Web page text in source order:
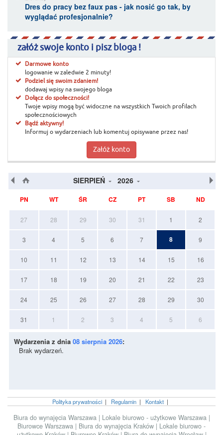
Dres do pracy bez faux pas - jak nosić go tak, by
wyglądać profesjonalnie?
załóż swoje konto i pisz bloga !
Darmowe konto
logowanie w zaledwie 2 minuty!
Podziel się swoim zdaniem!
dodawaj wpisy na swojego bloga
Dołącz do społeczności!
Twoje wpisy mogą być widoczne na wszystkich Twoich profilach
społecznościowych
Bądź aktywny!
Informuj o wydarzeniach lub komentuj opisywane przez nas!
Załóż konto
SIERPIEŃ 2026
PN WT ŚR CZ PT SB ND
27 28 29 30 31 1 2
3 4 5 6 7 8 9
10 11 12 13 14 15 16
17 18 19 20 21 22 23
24 25 26 27 28 29 30
31 1 2 3 4 5 6
Wydarzenia z dnia 08 sierpnia 2026:
Brak wydarzeń.
Polityka prywatności| Regulamin| Kontakt|
Biura do wynajęcia Warszawa | Lokale biurowo - użytkowe Warszawa |
Biurowce Warszawa | Biura do wynajęcia Kraków | Lokale biurowo -